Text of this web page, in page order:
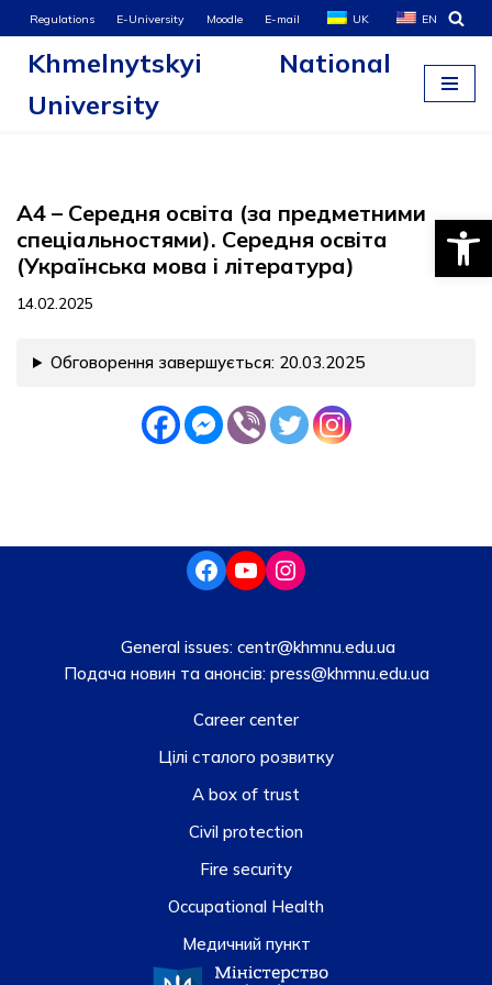
Skip
content
Regulations E-University Moodle E-mail UK EN
Khmelnytskyi National
University
A4 – Середня освіта (за предметними
спеціальностями). Середня освіта
(Українська мова і література)
14.02.2025
Обговорення завершується: 20.03.2025
General issues: centr@khmnu.edu.ua
Подача новин та анонсів:press@khmnu.edu.ua
Career center
Цілі сталого розвитку
A box of trust
Civil protection
Fire security
Occupational Health
Медичний пункт